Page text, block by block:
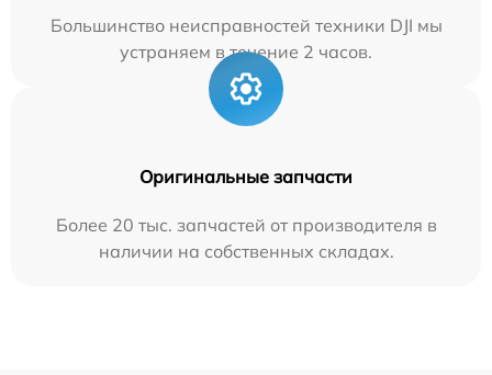
Большинство неисправностей техники DJI мы
устраняем в течение 2 часов.
Оригинальные запчасти
Более 20 тыс. запчастей от производителя в
наличии на собственных складах.